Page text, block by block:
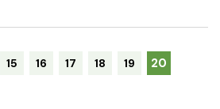
15 16 17 18 19 20